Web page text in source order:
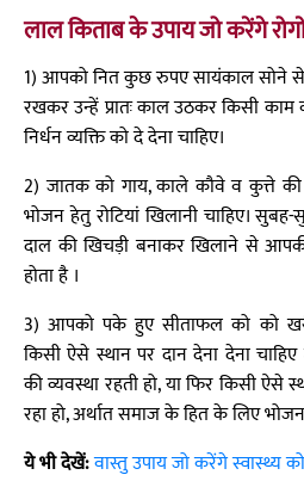
लाल किताब के उपाय जो करेंगे
1) आपको नित कुछ रुपए सायंकाल सोने से
रखकर उन्हें प्रातः काल उठकर किसी काम
निर्धन व्यक्ति को दे देना चाहिए।
2) जातक को गाय, काले कौवे व कुत्ते की
भोजन हेतु रोटियां खिलानी चाहिए।
दाल की खिचड़ी बनाकर खिलाने से
होता है ।
3) आपको पके हुए सीताफल को को
किसी ऐसे स्थान पर दान देना देना
की व्यवस्था रहती हो, या फिर किसी ऐसे
रहा हो, अर्थात समाज के हित के लिए
ये भी देखें:वास्तु उपाय जो करेंगे स्वास्थ्य